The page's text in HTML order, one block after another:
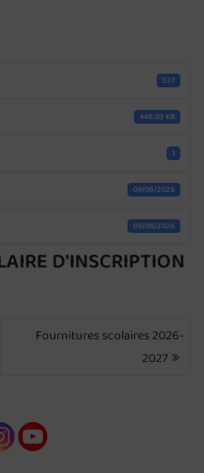
537
446.03 KB
1
09/06/2026
09/06/2026
D'INSCRIPTION
Fournitures scolaires 2026-
2027